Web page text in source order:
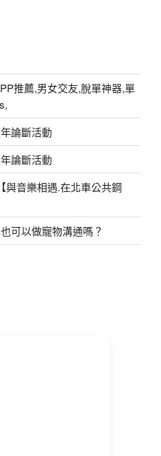
推薦,男女交友,脫單神器,單
論斷活動
論斷活動
與音樂相遇.在北車公共鋼
可以做寵物溝通嗎？